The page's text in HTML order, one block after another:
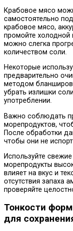
Крабовое мясо
самостоятельно
крабовое мясо,
промойте холодной
можно слегка
количеством соли.
Некоторые
предварительно
методом
убрать излишки
употреблении.
Важно соблюдать
морепродуктов,
После обработки
чтобы они не
Используйте
морепродукты
влияет на вкус и
отсутствия запаха
проверяйте
Тонкости
для